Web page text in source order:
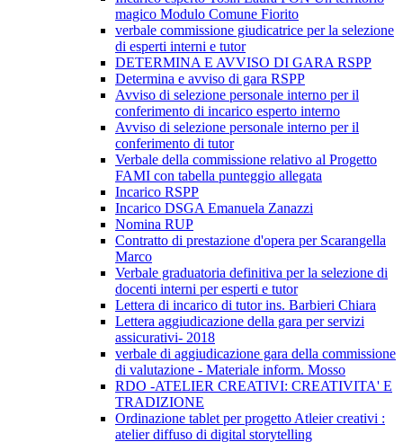
magico Modulo Comune Fiorito
verbale commissione giudicatrice per la selezione
di esperti interni e tutor
DETERMINA E AVVISO DI GARA RSPP
Determina e avviso di gara RSPP
Avviso di selezione personale interno per il
conferimento di incarico esperto interno
Avviso di selezione personale interno per il
conferimento di tutor
Verbale della commissione relativo al Progetto
FAMI con tabella punteggio allegata
Incarico RSPP
Incarico DSGA Emanuela Zanazzi
Nomina RUP
Contratto di prestazione d'opera per Scarangella
Marco
Verbale graduatoria definitiva per la selezione di
docenti interni per esperti e tutor
Lettera di incarico di tutor ins. Barbieri Chiara
Lettera aggiudicazione della gara per servizi
assicurativi- 2018
verbale di aggiudicazione gara della commissione
di valutazione - Materiale inform. Mosso
RDO -ATELIER CREATIVI: CREATIVITA' E
TRADIZIONE
Ordinazione tablet per progetto Atleier creativi :
atelier diffuso di digital storytelling